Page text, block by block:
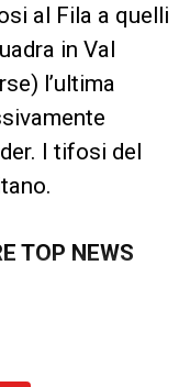
al Fila a quelli
in Val
l’ultima
I tifosi del
TOP NEWS